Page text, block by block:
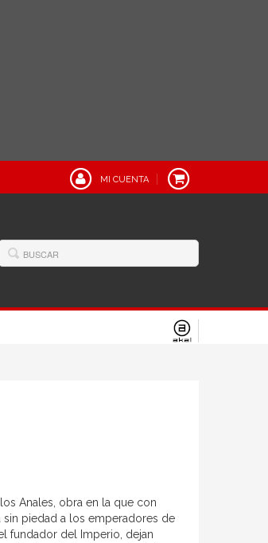
MI CUENTA
Anales, obra en la que con
sin piedad a los emperadores de
fundador del Imperio, dejan